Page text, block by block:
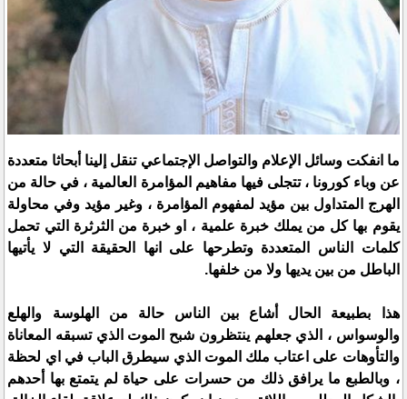
ما انفكت وسائل الإعلام والتواصل الإجتماعي تنقل إلينا أبحاثا متعددة
عن وباء كورونا ، تتجلى فيها مفاهيم المؤامرة العالمية ، في حالة من
الهرج المتداول بين مؤيد لمفهوم المؤامرة ، وغير مؤيد وفي محاولة
يقوم بها كل من يملك خبرة علمية ، او خبرة من الثرثرة التي تحمل
كلمات الناس المتعددة وتطرحها على انها الحقيقة التي لا يأتيها
الباطل من بين يديها ولا من خلفها.
هذا بطبيعة الحال أشاع بين الناس حالة من الهلوسة والهلع
والوسواس ، الذي جعلهم ينتظرون شبح الموت الذي تسبقه المعاناة
والتأوهات على اعتاب ملك الموت الذي سيطرق الباب في اي لحظة
، وبالطبع ما يرافق ذلك من حسرات على حياة لم يتمتع بها أحدهم